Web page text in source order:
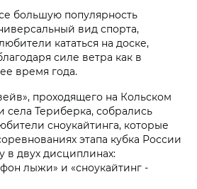
большую популярность
вид спорта,
кататься на доске,
силе ветра как в
время года.
проходящего на Кольском
села Териберка, собрались
сноукайтинга, которые
этапа кубка России
в двух дисциплинах:
лыжи» и «сноукайтинг -